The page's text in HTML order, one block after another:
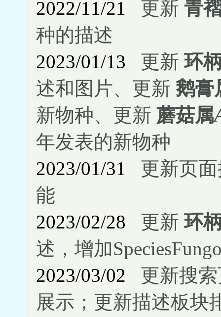
2022/11/21 更新 青
种的描述
2023/01/13 更新环
述和图片、更新 鹅膏
新物种、更新 蘑菇属
年发表的新物种
2023/01/31 更新页
能
2023/02/28 更新环
述，增加
2023/03/02 更新搜
展示；更新描述板块